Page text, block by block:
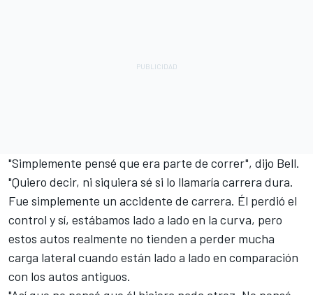
"Simplemente pensé que era parte de correr", dijo Bell.
"Quiero decir, ni siquiera sé si lo llamaría carrera dura.
Fue simplemente un accidente de carrera. Él perdió el
control y sí, estábamos lado a lado en la curva, pero
estos autos realmente no tienden a perder mucha
carga lateral cuando están lado a lado en comparación
con los autos antiguos.